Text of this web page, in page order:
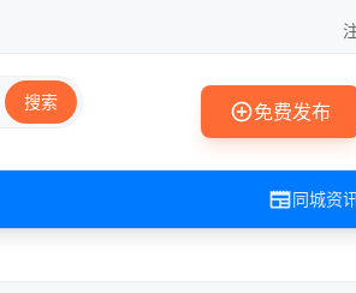
搜索 add_circle免费发布
newspaper同城资